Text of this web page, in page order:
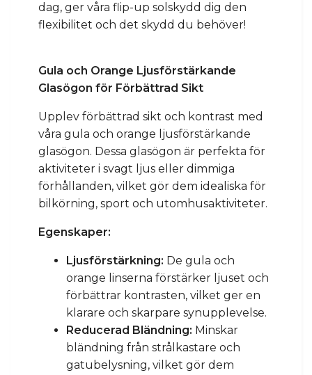
dag, ger våra flip-up solskydd dig den
flexibilitet och det skydd du behöver!
Gula och Orange Ljusförstärkande
Glasögon för Förbättrad Sikt
Upplev förbättrad sikt och kontrast med
våra gula och orange ljusförstärkande
glasögon. Dessa glasögon är perfekta för
aktiviteter i svagt ljus eller dimmiga
förhållanden, vilket gör dem idealiska för
bilkörning, sport och utomhusaktiviteter.
Egenskaper:
Ljusförstärkning: De gula och
orange linserna förstärker ljuset och
förbättrar kontrasten, vilket ger en
klarare och skarpare synupplevelse.
Reducerad Bländning: Minskar
bländning från strålkastare och
gatubelysning, vilket gör dem